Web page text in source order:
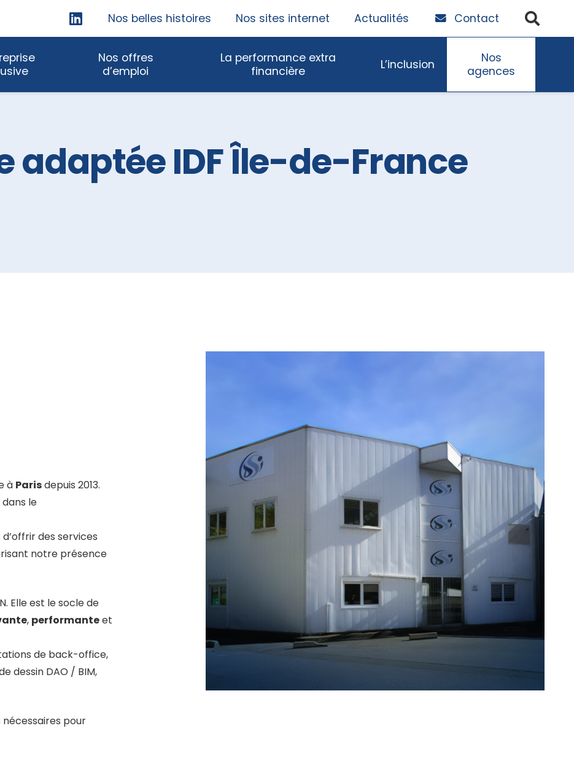
Navigation
Nos belles histoires Nos sites internet Actualités Contact
Nos offres
d’emploi
La performance extra
financière
L’inclusion
Nos
agences
adaptée IDF Île-de-France
à Parisdepuis 2013.
le
des services
notre présence
Elle est le socle de
, performanteet
de back-office,
dessin DAO / BIM,
pour